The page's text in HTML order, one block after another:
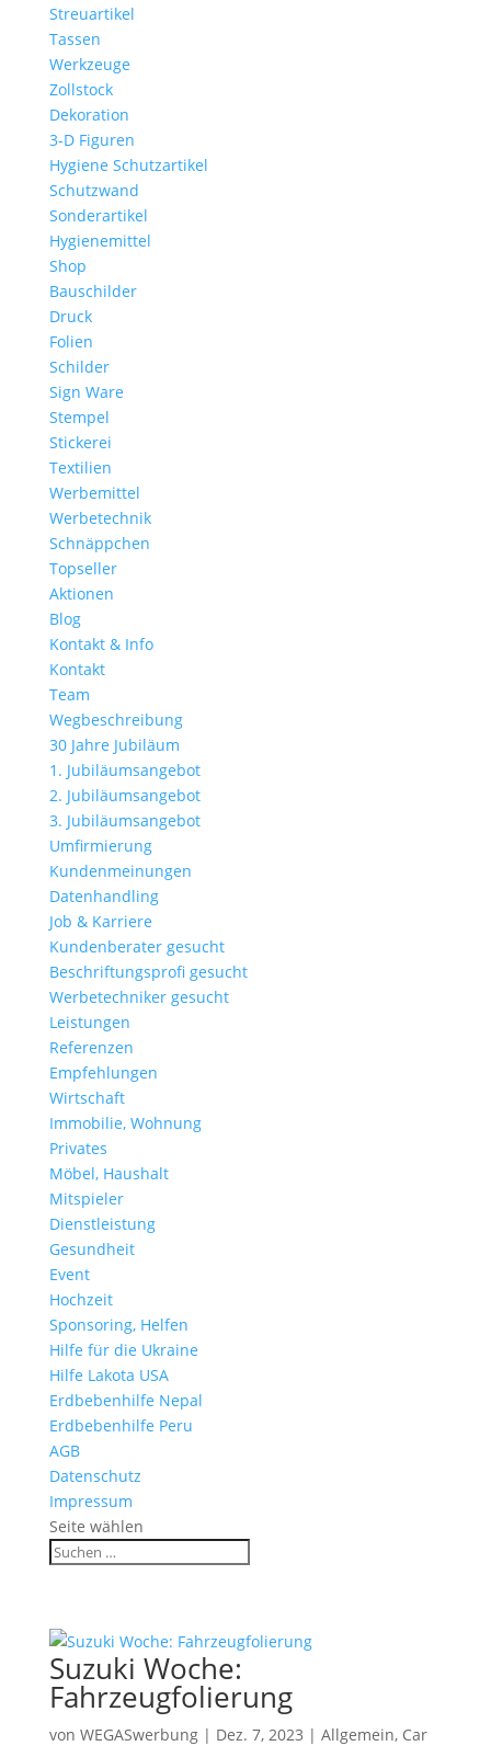
Streuartikel
Tassen
Werkzeuge
Zollstock
Dekoration
3-D Figuren
Hygiene Schutzartikel
Schutzwand
Sonderartikel
Hygienemittel
Shop
Bauschilder
Druck
Folien
Schilder
Sign Ware
Stempel
Stickerei
Textilien
Werbemittel
Werbetechnik
Schnäppchen
Topseller
Aktionen
Blog
Kontakt & Info
Kontakt
Team
Wegbeschreibung
30 Jahre Jubiläum
1. Jubiläumsangebot
2. Jubiläumsangebot
3. Jubiläumsangebot
Umfirmierung
Kundenmeinungen
Datenhandling
Job & Karriere
Kundenberater gesucht
Beschriftungsprofi gesucht
Werbetechniker gesucht
Leistungen
Referenzen
Empfehlungen
Wirtschaft
Immobilie, Wohnung
Privates
Möbel, Haushalt
Mitspieler
Dienstleistung
Gesundheit
Event
Hochzeit
Sponsoring, Helfen
Hilfe für die Ukraine
Hilfe Lakota USA
Erdbebenhilfe Nepal
Erdbebenhilfe Peru
AGB
Datenschutz
Impressum
Seite wählen
Suzuki Woche:
Fahrzeugfolierung
von WEGASwerbung| Dez. 7, 2023 | Allgemein, Car